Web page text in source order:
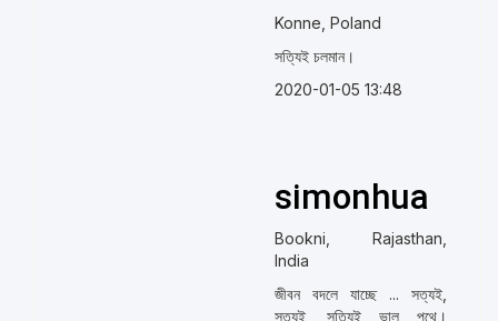
Konne, Poland
সত্যিই চলমান।
2020-01-05 13:48
simonhua
Bookni, Rajasthan,
India
জীবন বদলে যাচ্ছে ... সত্যই,
সত্যই, সত্যিই ভাল পথে।